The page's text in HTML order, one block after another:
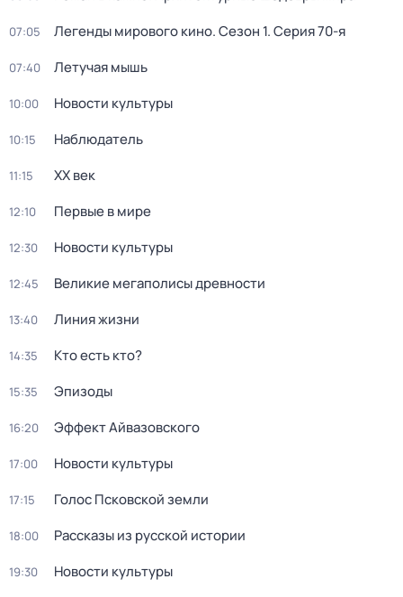
07:05 Легенды мирового кино. Сезон 1. Серия 70-я
07:40 Летучая мышь
10:00 Новости культуры
10:15 Наблюдатель
11:15 ХХ век
12:10 Первые в мире
12:30 Новости культуры
12:45 Великие мегаполисы древности
13:40 Линия жизни
14:35 Кто есть кто?
15:35 Эпизоды
16:20 Эффект Айвазовского
17:00 Новости культуры
17:15 Голос Псковской земли
18:00 Рассказы из русской истории
19:30 Новости культуры